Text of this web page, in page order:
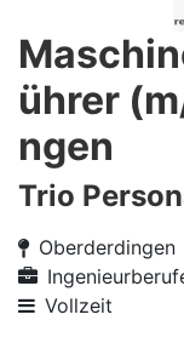
ührer
ngen
Trio
Oberderdingen
Vollzeit